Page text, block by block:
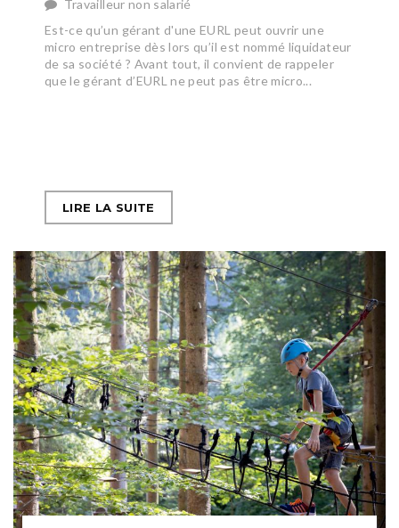
Travailleur non salarié
Est-ce qu’un gérant d'une EURL peut ouvrir une
micro entreprise dès lors qu’il est nommé liquidateur
de sa société ? Avant tout, il convient de rappeler
que le gérant d’EURL ne peut pas être micro...
LIRE LA SUITE